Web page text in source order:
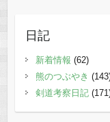
日記
新着情報 (62)
熊のつぶやき
剣道考察日記